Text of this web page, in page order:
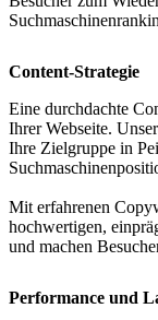
Content-Strategie
Eine durchdachte
Ihrer Webseite.
Ihre Zielgruppe in
Mit erfahrenen
hochwertigen,
und machen
Performance und